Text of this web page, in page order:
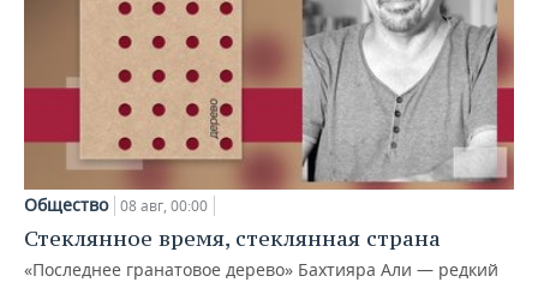
Общество 08 авг, 00:00
Стеклянное время, стеклянная страна
«Последнее гранатовое дерево» Бахтияра Али — редкий